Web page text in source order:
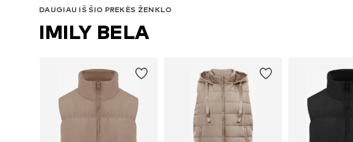
DAUGIAU IŠ ŠIO PREKĖS ŽENKLO
IMILY BELA